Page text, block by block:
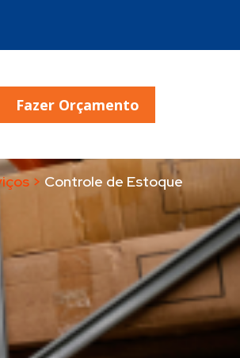
Fazer Orçamento
> Controle de Estoque